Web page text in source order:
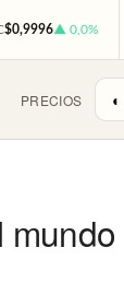
$0,9996▲ 0,0%
PRECIOS ◐